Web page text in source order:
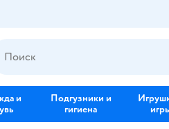
и
Подгузники и
гигиена